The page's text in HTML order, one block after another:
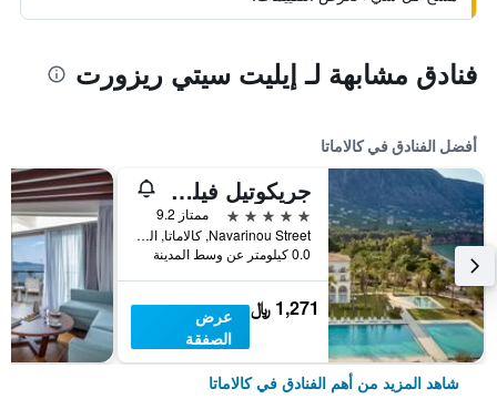
فنادق مشابهة لـ إيليت سيتي ريزورت
أفضل الفنادق في كالاماتا
جريكوتيل فيلوكسينيا
5 نجوم
ممتاز 9.2
Navarinou Street, كالاماتا, اليونان
0.0 كيلومتر عن وسط المدينة
1,271 ﷼
عرض
الصفقة
شاهد المزيد من أهم الفنادق في كالاماتا